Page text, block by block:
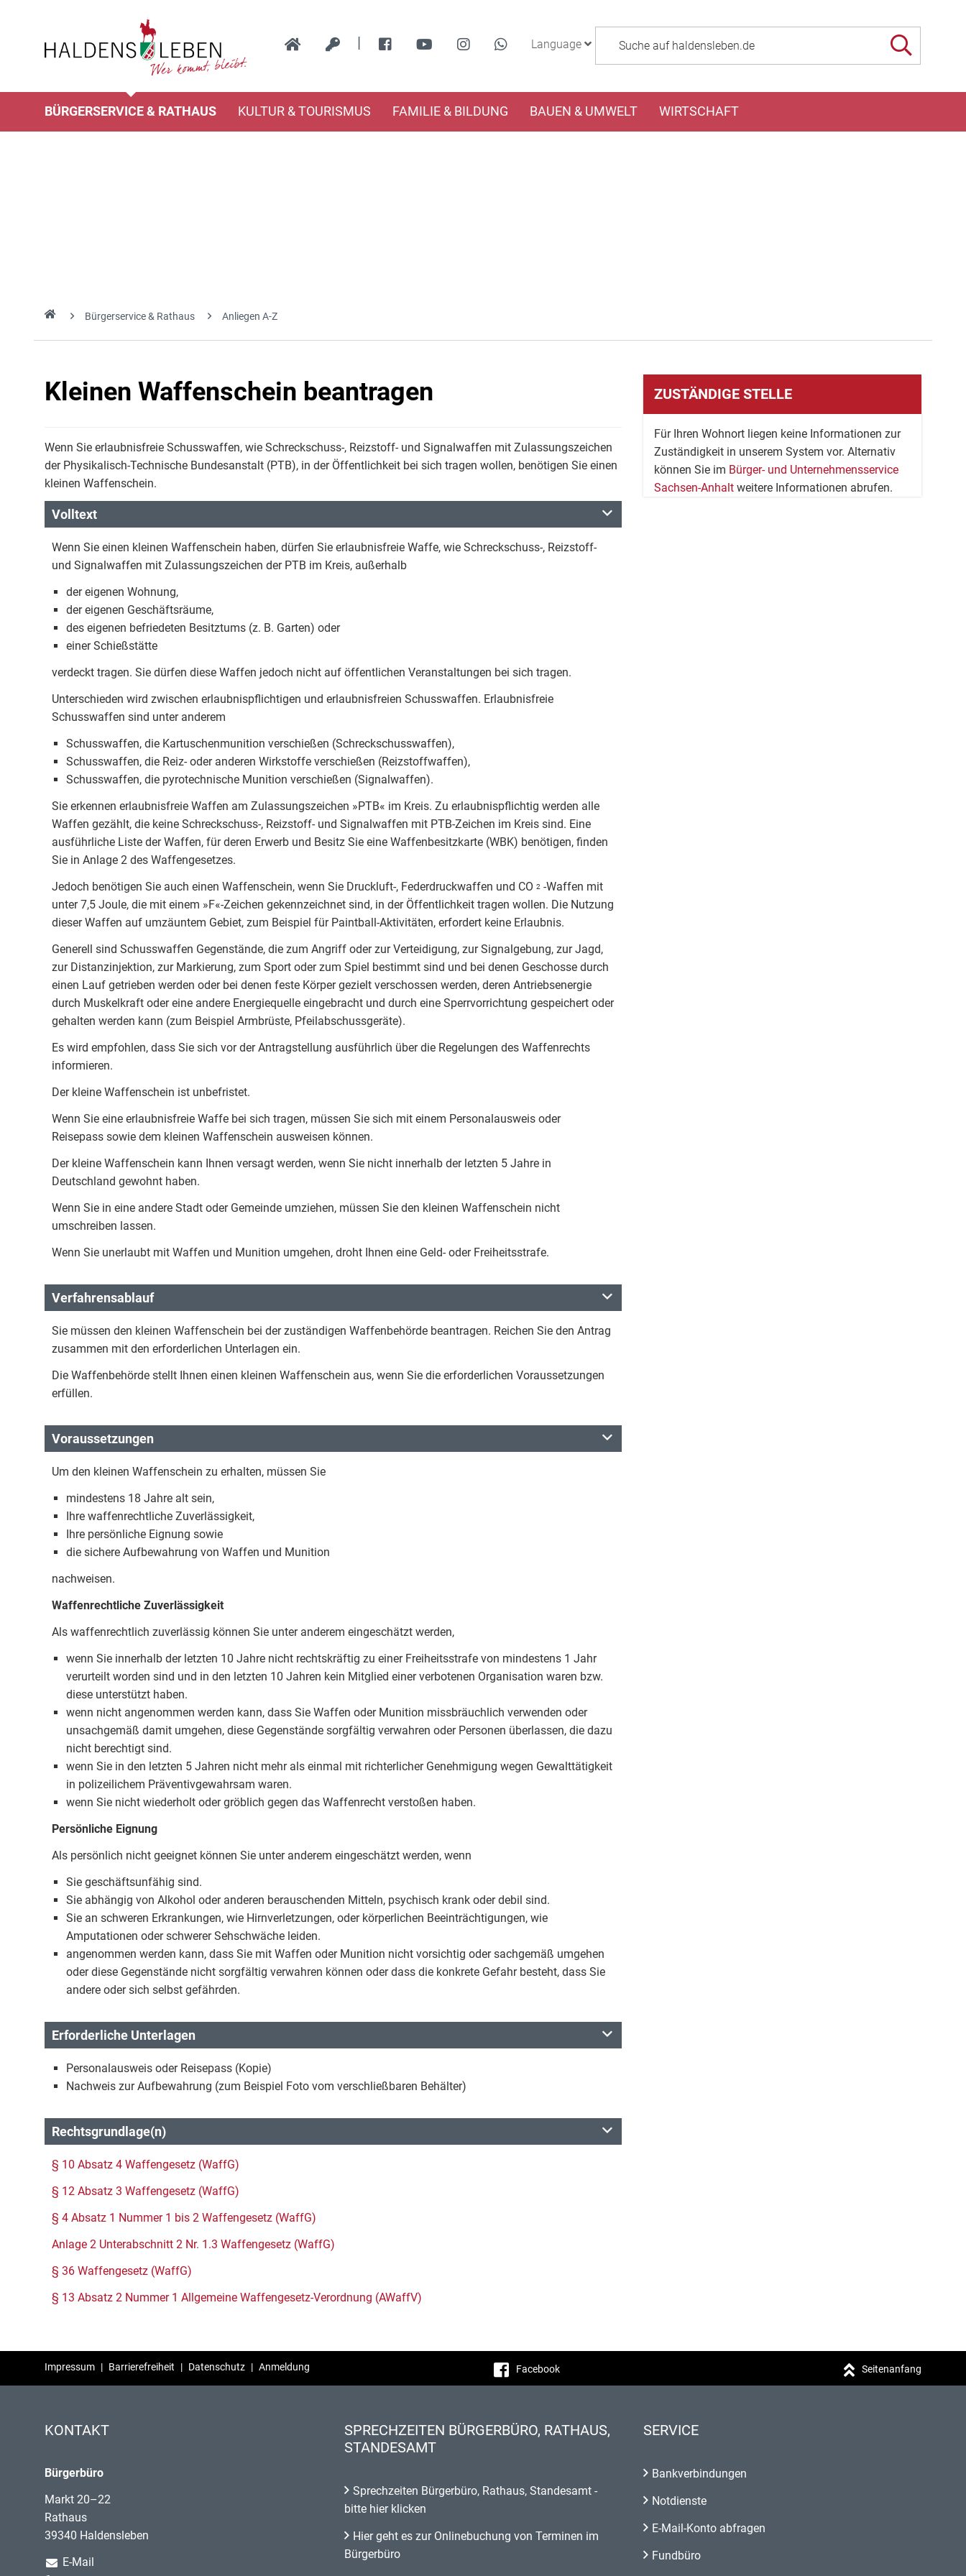
| Language
BÜRGERSERVICE & RATHAUS KULTUR & TOURISMUS FAMILIE & BILDUNG BAUEN & UMWELT WIRTSCHAFT
Bürgerservice & Rathaus Anliegen A-Z
Kleinen Waffenschein beantragen
Wenn Sie erlaubnisfreie Schusswaffen, wie Schreckschuss-, Reizstoff- und Signalwaffen mit Zulassungszeichen
der Physikalisch-Technische Bundesanstalt (PTB), in der Öffentlichkeit bei sich tragen wollen, benötigen Sie einen
kleinen Waffenschein.
Volltext
Wenn Sie einen kleinen Waffenschein haben, dürfen Sie erlaubnisfreie Waffe, wie Schreckschuss-, Reizstoff-
und Signalwaffen mit Zulassungszeichen der PTB im Kreis, außerhalb
der eigenen Wohnung,
der eigenen Geschäftsräume,
des eigenen befriedeten Besitztums (z. B. Garten) oder
einer Schießstätte
verdeckt tragen. Sie dürfen diese Waffen jedoch nicht auf öffentlichen Veranstaltungen bei sich tragen.
Unterschieden wird zwischen erlaubnispflichtigen und erlaubnisfreien Schusswaffen. Erlaubnisfreie
Schusswaffen sind unter anderem
Schusswaffen, die Kartuschenmunition verschießen (Schreckschusswaffen),
Schusswaffen, die Reiz- oder anderen Wirkstoffe verschießen (Reizstoffwaffen),
Schusswaffen, die pyrotechnische Munition verschießen (Signalwaffen).
Sie erkennen erlaubnisfreie Waffen am Zulassungszeichen »PTB« im Kreis. Zu erlaubnispflichtig werden alle
Waffen gezählt, die keine Schreckschuss-, Reizstoff- und Signalwaffen mit PTB-Zeichen im Kreis sind. Eine
ausführliche Liste der Waffen, für deren Erwerb und Besitz Sie eine Waffenbesitzkarte (WBK) benötigen, finden
Sie in Anlage 2 des Waffengesetzes.
Jedoch benötigen Sie auch einen Waffenschein, wenn Sie Druckluft-, Federdruckwaffen und CO 2 -Waffen mit
unter 7,5 Joule, die mit einem »F«-Zeichen gekennzeichnet sind, in der Öffentlichkeit tragen wollen. Die Nutzung
dieser Waffen auf umzäuntem Gebiet, zum Beispiel für Paintball-Aktivitäten, erfordert keine Erlaubnis.
Generell sind Schusswaffen Gegenstände, die zum Angriff oder zur Verteidigung, zur Signalgebung, zur Jagd,
zur Distanzinjektion, zur Markierung, zum Sport oder zum Spiel bestimmt sind und bei denen Geschosse durch
einen Lauf getrieben werden oder bei denen feste Körper gezielt verschossen werden, deren Antriebsenergie
durch Muskelkraft oder eine andere Energiequelle eingebracht und durch eine Sperrvorrichtung gespeichert oder
gehalten werden kann (zum Beispiel Armbrüste, Pfeilabschussgeräte).
Es wird empfohlen, dass Sie sich vor der Antragstellung ausführlich über die Regelungen des Waffenrechts
informieren.
Der kleine Waffenschein ist unbefristet.
Wenn Sie eine erlaubnisfreie Waffe bei sich tragen, müssen Sie sich mit einem Personalausweis oder
Reisepass sowie dem kleinen Waffenschein ausweisen können.
Der kleine Waffenschein kann Ihnen versagt werden, wenn Sie nicht innerhalb der letzten 5 Jahre in
Deutschland gewohnt haben.
Wenn Sie in eine andere Stadt oder Gemeinde umziehen, müssen Sie den kleinen Waffenschein nicht
umschreiben lassen.
Wenn Sie unerlaubt mit Waffen und Munition umgehen, droht Ihnen eine Geld- oder Freiheitsstrafe.
Verfahrensablauf
Sie müssen den kleinen Waffenschein bei der zuständigen Waffenbehörde beantragen. Reichen Sie den Antrag
zusammen mit den erforderlichen Unterlagen ein.
Die Waffenbehörde stellt Ihnen einen kleinen Waffenschein aus, wenn Sie die erforderlichen Voraussetzungen
erfüllen.
Voraussetzungen
Um den kleinen Waffenschein zu erhalten, müssen Sie
mindestens 18 Jahre alt sein,
Ihre waffenrechtliche Zuverlässigkeit,
Ihre persönliche Eignung sowie
die sichere Aufbewahrung von Waffen und Munition
nachweisen.
Waffenrechtliche Zuverlässigkeit
Als waffenrechtlich zuverlässig können Sie unter anderem eingeschätzt werden,
wenn Sie innerhalb der letzten 10 Jahre nicht rechtskräftig zu einer Freiheitsstrafe von mindestens 1 Jahr
verurteilt worden sind und in den letzten 10 Jahren kein Mitglied einer verbotenen Organisation waren bzw.
diese unterstützt haben.
wenn nicht angenommen werden kann, dass Sie Waffen oder Munition missbräuchlich verwenden oder
unsachgemäß damit umgehen, diese Gegenstände sorgfältig verwahren oder Personen überlassen, die dazu
nicht berechtigt sind.
wenn Sie in den letzten 5 Jahren nicht mehr als einmal mit richterlicher Genehmigung wegen Gewalttätigkeit
in polizeilichem Präventivgewahrsam waren.
wenn Sie nicht wiederholt oder gröblich gegen das Waffenrecht verstoßen haben.
Persönliche Eignung
Als persönlich nicht geeignet können Sie unter anderem eingeschätzt werden, wenn
Sie geschäftsunfähig sind.
Sie abhängig von Alkohol oder anderen berauschenden Mitteln, psychisch krank oder debil sind.
Sie an schweren Erkrankungen, wie Hirnverletzungen, oder körperlichen Beeinträchtigungen, wie
Amputationen oder schwerer Sehschwäche leiden.
angenommen werden kann, dass Sie mit Waffen oder Munition nicht vorsichtig oder sachgemäß umgehen
oder diese Gegenstände nicht sorgfältig verwahren können oder dass die konkrete Gefahr besteht, dass Sie
andere oder sich selbst gefährden.
Erforderliche Unterlagen
Personalausweis oder Reisepass (Kopie)
Nachweis zur Aufbewahrung (zum Beispiel Foto vom verschließbaren Behälter)
Rechtsgrundlage(n)
§ 10 Absatz 4 Waffengesetz (WaffG)
§ 12 Absatz 3 Waffengesetz (WaffG)
§ 4 Absatz 1 Nummer 1 bis 2 Waffengesetz (WaffG)
Anlage 2 Unterabschnitt 2 Nr. 1.3 Waffengesetz (WaffG)
§ 36 Waffengesetz (WaffG)
§ 13 Absatz 2 Nummer 1 Allgemeine Waffengesetz-Verordnung (AWaffV)
ZUSTÄNDIGE STELLE
Für Ihren Wohnort liegen keine Informationen zur
Zuständigkeit in unserem System vor. Alternativ
können Sie im Bürger- und Unternehmensservice
Sachsen-Anhalt weitere Informationen abrufen.
Impressum | Barrierefreiheit | Datenschutz | Anmeldung Facebook Seitenanfang
KONTAKT
Bürgerbüro
Markt 20–22
Rathaus
39340 Haldensleben
E-Mail
SPRECHZEITEN BÜRGERBÜRO, RATHAUS,
STANDESAMT
Sprechzeiten Bürgerbüro, Rathaus, Standesamt -
bitte hier klicken
Hier geht es zur Onlinebuchung von Terminen im
Bürgerbüro
SERVICE
Bankverbindungen
Notdienste
E-Mail-Konto abfragen
Fundbüro